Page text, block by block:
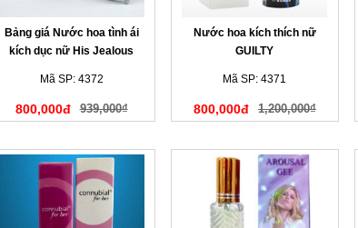
Bảng giá Nước hoa tình ái
kích dục nữ His Jealous
Mã SP: 4372
800,000đ 939,000₫
Nước hoa kích thích nữ
GUILTY
Mã SP: 4371
800,000đ 1,200,000₫